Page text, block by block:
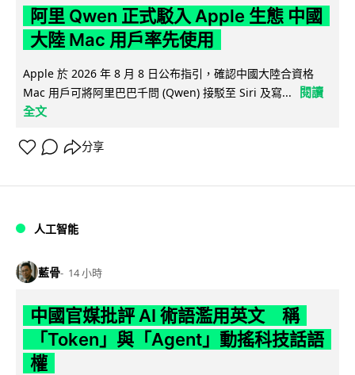
阿里 Qwen 正式駁入 Apple 生態 中國
大陸 Mac 用戶率先使用
Apple 於 2026 年 8 月 8 日公布指引，確認中國大陸合資格
Mac 用戶可將阿里巴巴千問 (Qwen) 接駁至 Siri 及寫...
閱讀
全文
分享
人工智能
藍骨 14 小時
中國官媒批評 AI 術語濫用英文 稱
「Token」與「Agent」動搖科技話語
權